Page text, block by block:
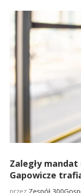
Zaległy
Gapowicze